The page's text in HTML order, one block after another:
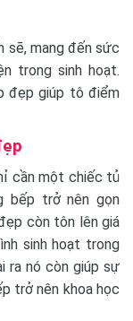
sẽ, mang đến sức
trong sinh hoạt.
đẹp giúp tô điểm
cần một chiếc tủ
bếp trở nên gọn
còn tôn lên giá
sinh hoạt trong
ra nó còn giúp sự
trở nên khoa học